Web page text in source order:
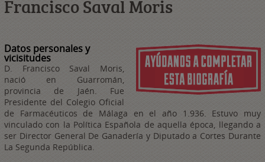
Francisco Saval Moris
Datos personales y
vicisitudes
D. Francisco Saval Moris,
nació en Guarromán,
provincia de Jaén. Fue
Presidente del Colegio Oficial
de Farmacéuticos de Málaga en el año 1.936. Estuvo muy
vinculado con la Política Española de aquella época, llegando a
ser Director General De Ganadería y Diputado a Cortes Durante
La Segunda República.